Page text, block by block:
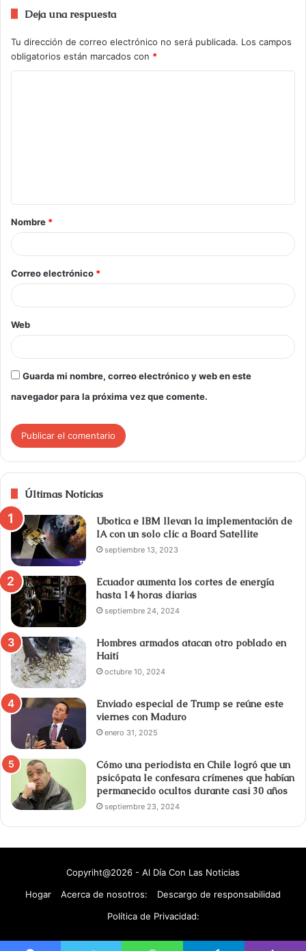
Deja una respuesta
Tu dirección de correo electrónico no será publicada. Los campos
obligatorios están marcados con *
Nombre *
Correo electrónico *
Web
Guarda mi nombre, correo electrónico y web en este
navegador para la próxima vez que comente.
Últimas Noticias
Ubotica e IBM llevan la implementación de
IA con un solo clic a Board Satellite
septiembre 13, 2023
Ecuador aumenta los cortes de energía
hasta 14 horas diarias
septiembre 24, 2024
Hombres armados atacan otro poblado en
Haití
octubre 10, 2024
Enviado especial de Trump se reúne este
viernes con Maduro
enero 31, 2025
Cómo una periodista en Chile logró que un
psicópata le confesara crímenes que habían
permanecido ocultos durante casi 30 años
septiembre 23, 2024
Copyriht@2026 - Al Día Con Las Noticias
Hogar
Acerca de nosotros:
Descargo de responsabilidad
Política de Privacidad: